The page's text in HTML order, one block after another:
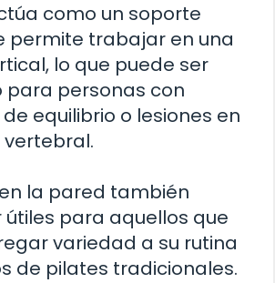
como un soporte
permite trabajar en una
lo que puede ser
para personas con
equilibrio o lesiones en
la pared también
útiles para aquellos que
variedad a su rutina
de pilates tradicionales.